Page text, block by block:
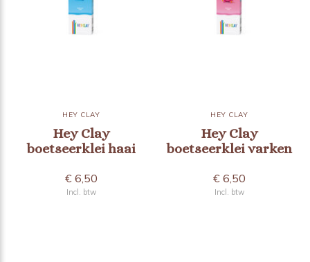
HEY CLAY
Hey Clay
boetseerklei haai
€ 6,50
Incl. btw
HEY CLAY
Hey Clay
boetseerklei varken
€ 6,50
Incl. btw